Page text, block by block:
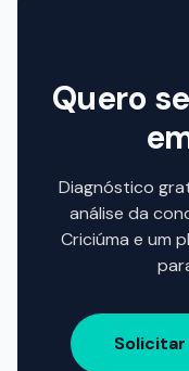
Quero
Diagnóstico
análise da
Criciúma e um